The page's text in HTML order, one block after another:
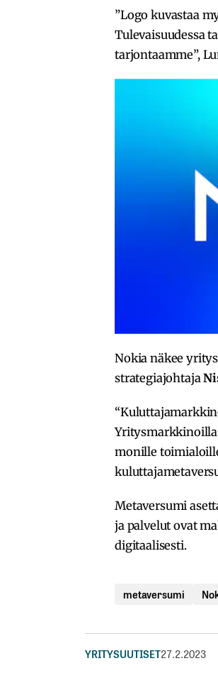
”Logo kuvastaa
Tulevaisuudessa
tarjontaamme”,
Nokia näkee
strategiajohtaja
monille
Metaversumi
ja palvelut ovat
digitaalisesti.
metaversumi
YRITYSUUTISET27.2.2023